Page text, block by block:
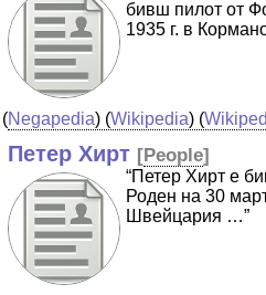
бивш пилот от
1935 г. в
(Negapedia) (Wikipedia) (
Петер Хирт [People]
“Петер Хирт е
Роден на 30
Швейцария …”